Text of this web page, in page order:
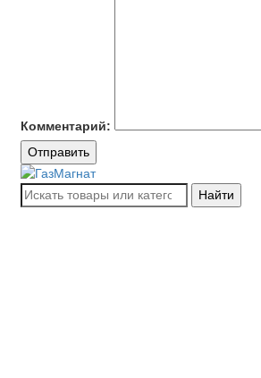
Комментарий:
Отправить
Найти